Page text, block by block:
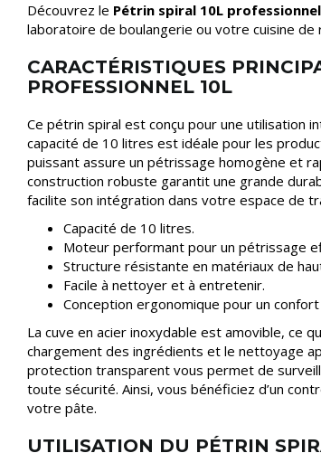
Découvrez le Pétrin spiral 10L professionnel
laboratoire de boulangerie ou votre cuisine de
CARACTÉRISTIQUES
PROFESSIONNEL 10L
Ce pétrin spiral est conçu pour une utilisation
capacité de 10 litres est idéale pour les
puissant assure un pétrissage homogène et
construction robuste garantit une grande
facilite son intégration dans votre espace de
Capacité de 10 litres.
Moteur performant pour un pétrissage
Structure résistante en matériaux de
Facile à nettoyer et à entretenir.
Conception ergonomique pour un confort
La cuve en acier inoxydable est amovible, ce
chargement des ingrédients et le nettoyage
protection transparent vous permet de
toute sécurité. Ainsi, vous bénéficiez d’un
votre pâte.
UTILISATION DU PÉTRIN